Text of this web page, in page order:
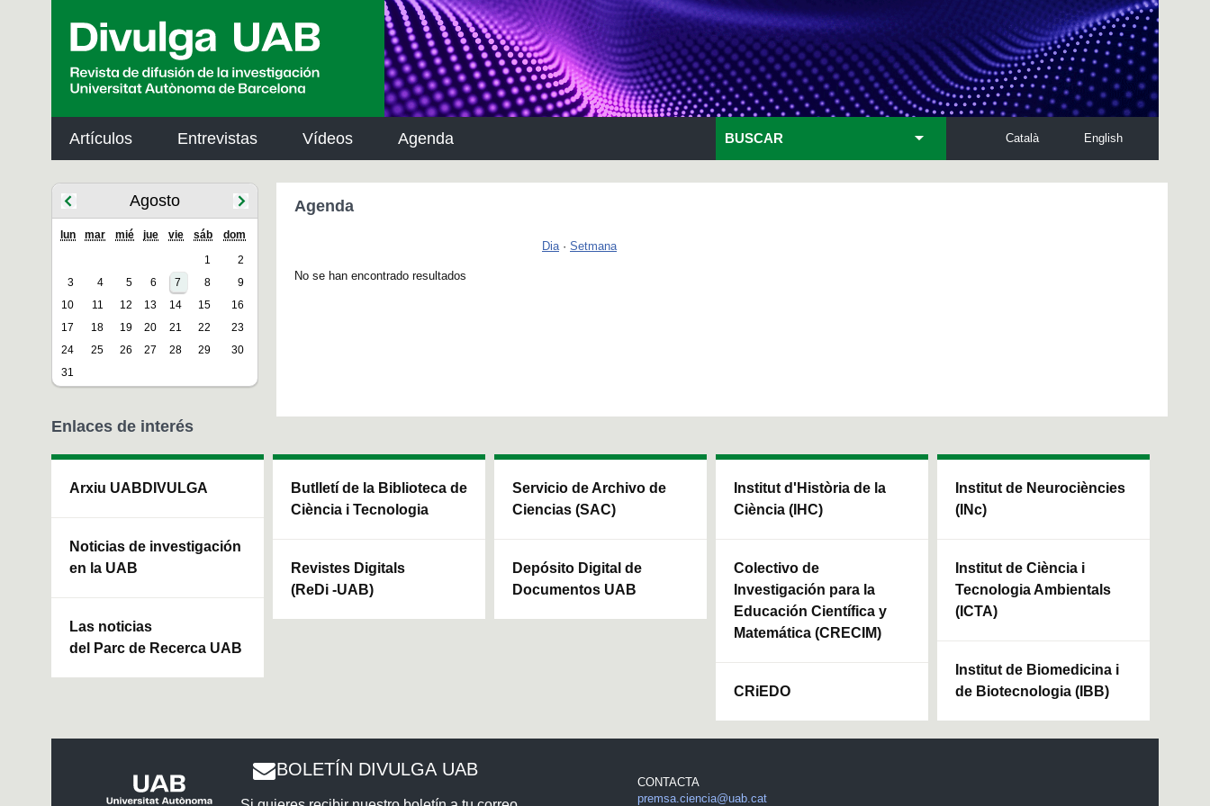
Artículos Entrevistas Vídeos Agenda English
Català
BUSCAR
Agosto
lun mar mié jue vie sáb dom
1
2
3
4 5 6 7 8
9
10
11 12 13 14 15
16
17
18 19 20 21 22
23
24
25 26 27 28 29
30
31
Agenda
Dia · Setmana
No se han encontrado resultados
Enlaces de interés
Arxiu UABDIVULGA
Noticias de investigación
en la UAB
Las noticias
del Parc de Recerca UAB
Butlletí de la Biblioteca de
Ciència i Tecnologia
Revistes Digitals
(ReDi -UAB)
Servicio de Archivo de
Ciencias (SAC)
Depósito Digital de
Documentos UAB
Institut d'Història de la
Ciència (IHC)
Colectivo de
Investigación para la
Educación Científica y
Matemática (CRECIM)
CRiEDO
Institut de Neurociències
(INc)
Institut de Ciència i
Tecnologia Ambientals
(ICTA)
Institut de Biomedicina i
de Biotecnologia (IBB)
BOLETÍN DIVULGA UAB
CONTACTA
premsa.ciencia@uab.cat